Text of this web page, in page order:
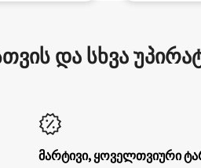
და სხვა
მარტივი, ყოველთვიური